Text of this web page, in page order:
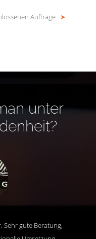
Aufträge ➤
unter
Sehr gute Beratung,